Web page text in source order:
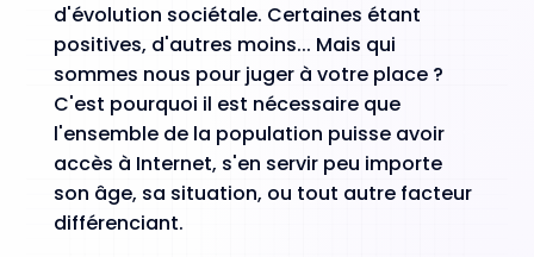
d'évolution sociétale. Certaines étant
positives, d'autres moins... Mais qui
sommes nous pour juger à votre place ?
C'est pourquoi il est nécessaire que
l'ensemble de la population puisse avoir
accès à Internet, s'en servir peu importe
son âge, sa situation, ou tout autre facteur
différenciant.